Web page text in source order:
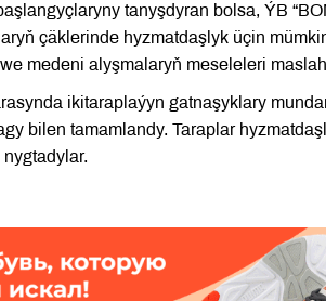
tanyşdyran bolsa, ÝB
çäklerinde hyzmatdaşlyk üçin
medeni alyşmalaryň meseleleri
ikitaraplaýyn gatnaşyklary
bilen tamamlandy. Taraplar